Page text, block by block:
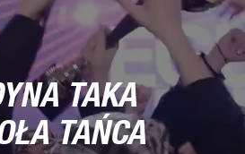
TAKA
TAŃCA